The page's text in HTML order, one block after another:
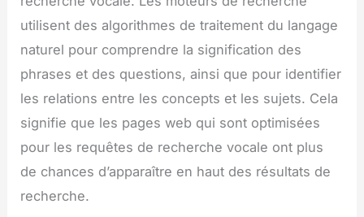
utilisent des algorithmes de traitement du langage
naturel pour comprendre la signification des
phrases et des questions, ainsi que pour identifier
les relations entre les concepts et les sujets. Cela
signifie que les pages web qui sont optimisées
pour les requêtes de recherche vocale ont plus
de chances d’apparaître en haut des résultats de
recherche.